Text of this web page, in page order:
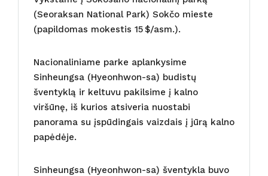
(Seoraksan National Park) Sokčo mieste
(papildomas mokestis 15 $/asm.).
Nacionaliniame parke aplankysime
Sinheungsa (Hyeonhwon-sa) budistų
šventyklą ir keltuvu pakilsime į kalno
viršūnę, iš kurios atsiveria nuostabi
panorama su įspūdingais vaizdais į jūrą kalno
papėdėje.
Sinheungsa (Hyeonhwon-sa) šventykla buvo